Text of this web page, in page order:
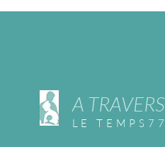
LE TEMPS77
A TRAVERS